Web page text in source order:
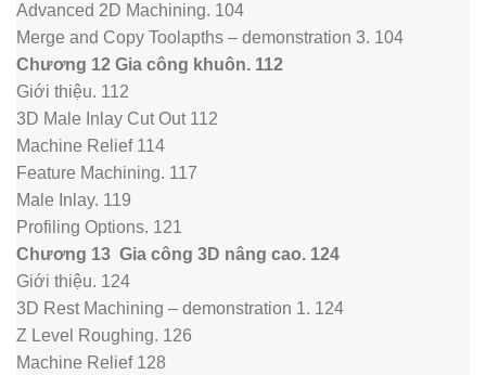
Advanced 2D Machining. 104
Merge and Copy Toolapths – demonstration 3. 104
Chương 12 Gia công khuôn. 112
Giới thiệu. 112
3D Male Inlay Cut Out 112
Machine Relief 114
Feature Machining. 117
Male Inlay. 119
Profiling Options. 121
Chương 13 Gia công 3D nâng cao. 124
Giới thiệu. 124
3D Rest Machining – demonstration 1. 124
Z Level Roughing. 126
Machine Relief 128